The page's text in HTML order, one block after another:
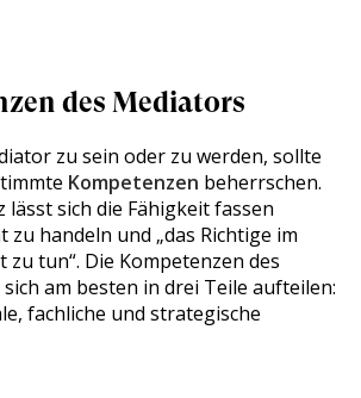
des Mediators
zu sein oder zu werden, sollte
Kompetenzen beherrschen.
lässt sich die Fähigkeit fassen
handeln und „das Richtige im
tun“. Die Kompetenzen des
am besten in drei Teile aufteilen:
fachliche und strategische